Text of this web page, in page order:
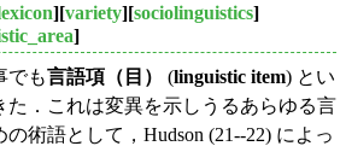
][variety][sociolinguistics]
]
でも言語項（目） (linguistic item) とい
た．これは変異を示しうるあらゆる言
術語として，Hudson (21--22) によっ